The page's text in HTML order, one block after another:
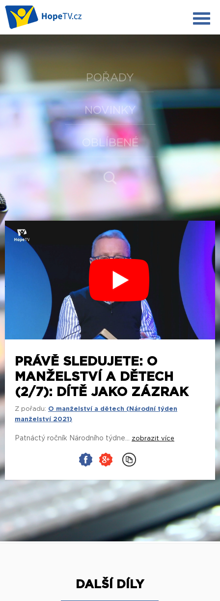
POŘADY
NOVINKY
OBLÍBENÉ
PRÁVĚ SLEDUJETE: O
MANŽELSTVÍ A DĚTECH
(2/7): DÍTĚ JAKO ZÁZRAK
Z pořadu: O manželství a dětech (Národní týden
manželství 2021)
Patnáctý ročník Národního týdne... zobrazit více
DALŠÍ DÍLY